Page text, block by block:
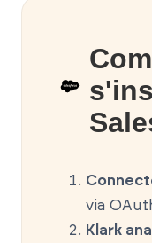
via
Klark